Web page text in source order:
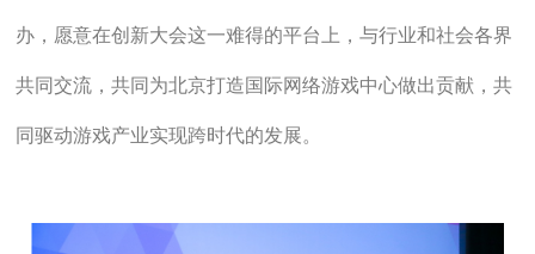
办，愿意在创新大会这一难得的平台上，与行业和社会各界
共同交流，共同为北京打造国际网络游戏中心做出贡献，共
同驱动游戏产业实现跨时代的发展。